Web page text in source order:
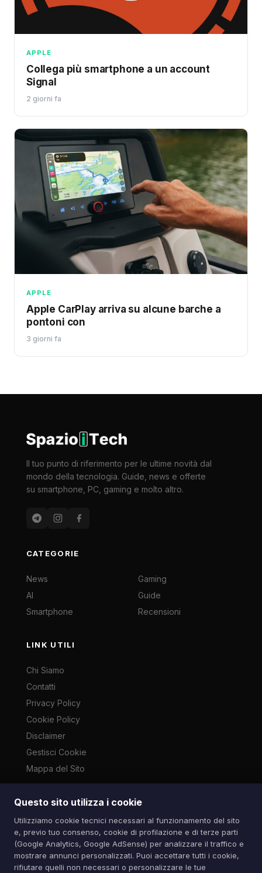
Questo sito utilizza i cookie
Utilizziamo cookie tecnici necessari al funzionamento del sito
e, previo tuo consenso, cookie di profilazione e di terze parti
(Google Analytics, Google AdSense) per analizzare il traffico e
mostrare annunci personalizzati. Puoi accettare tutti i cookie,
rifiutare quelli non necessari o personalizzare le tue
APPLE
Collega più smartphone a un account
Signal
2 giorni fa
APPLE
Apple CarPlay arriva su alcune barche a
pontoni con
3 giorni fa
Il tuo punto di riferimento per le ultime novità dal
mondo della tecnologia. Guide, news e offerte
su smartphone, PC, gaming e molto altro.
CATEGORIE
News
AI
Smartphone
Gaming
Guide
Recensioni
LINK UTILI
Chi Siamo
Contatti
Privacy Policy
Cookie Policy
Disclaimer
Gestisci Cookie
Mappa del Sito
Le immagini presenti su questo sito sono di proprietà dei
cronaca ai sensi dell'art. 70 L. 633/1941. Contatti:
info@spazioitech.it